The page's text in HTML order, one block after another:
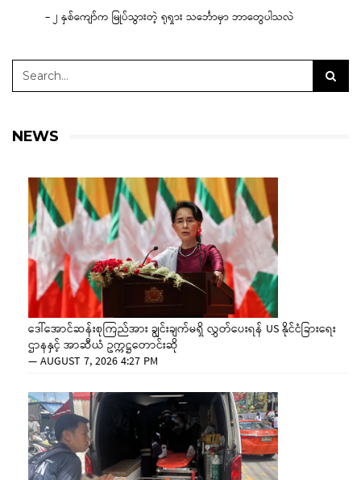
– ၂ နှစ်ကျော်က မြုပ်သွားတဲ့ ရုရှား သင်္ဘောမှာ ဘာတွေပါသလဲ
NEWS
ဒေါ်အောင်ဆန်းစုကြည်အား ချွင်းချက်မရှိ လွှတ်ပေးရန် US နိုင်ငံခြားရေး
ဌာနနှင့် အာဆီယံ ဥက္ကဋ္ဌတောင်းဆို
—AUGUST 7, 2026 4:27 PM